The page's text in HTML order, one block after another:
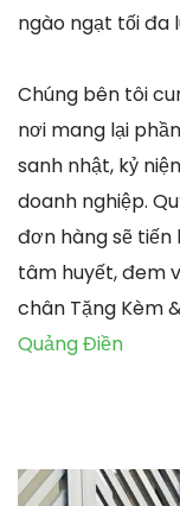
ngào ngạt tối đa
Chúng bên tôi
nơi mang lại
sanh nhật, kỷ
doanh nghiệp.
đơn hàng sẽ tiến
tâm huyết, đem
chân Tặng Kèm
Quảng Điền